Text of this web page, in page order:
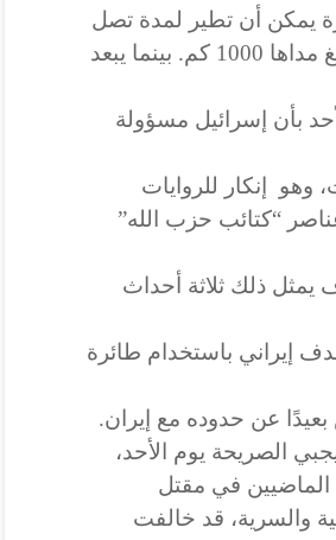
يمكن أن تطير لمدة تصل
إلى ست ساعات قبل الدخول في الهدف. يبلغ مداها 1000 كم. بينما يبعد
بأن إسرائيل مسؤولة
وهو إنكار للروايات
“كتائب حزب الله”
يمثل ذلك ثلاثة أحداث
إيراني باستخدام طائرة
عن حدوده مع إيران.
الصريحة يوم الأحد،
الماضيين في مقتل
والسرية، قد خالفت